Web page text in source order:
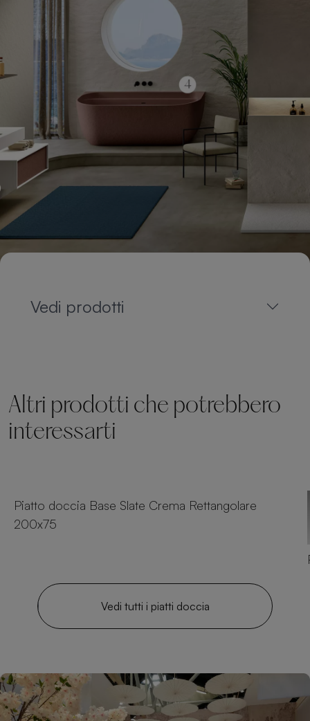
Vedi prodotti
Altri prodotti che potrebbero
interessarti
Piatto doccia Base Slate Crema Rettangolare
200x75
Vedi tutti i piatti doccia